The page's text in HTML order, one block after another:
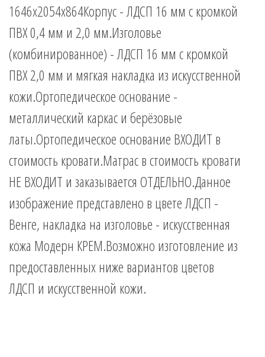
1646х2054х864Корпус - ЛДСП 16 мм с кромкой
ПВХ 0,4 мм и 2,0 мм.Изголовье
(комбинированное) - ЛДСП 16 мм с кромкой
ПВХ 2,0 мм и мягкая накладка из искусственной
кожи.Ортопедическое основание -
металлический каркас и берёзовые
латы.Ортопедическое основание ВХОДИТ в
стоимость кровати.Матрас в стоимость кровати
НЕ ВХОДИТ и заказывается ОТДЕЛЬНО.Данное
изображение представлено в цвете ЛДСП -
Венге, накладка на изголовье - искусственная
кожа Модерн КРЕМ.Возможно изготовление из
предоставленных ниже вариантов цветов
ЛДСП и искусственной кожи.